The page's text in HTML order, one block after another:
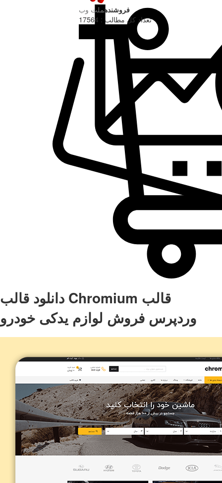
فروشندهملت وب
تعداد کل مطالب : 17564
دانلود قالب Chromium قالب
وردپرس فروش لوازم یدکی خودرو